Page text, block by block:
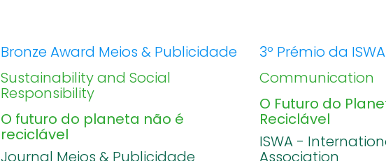
Bronze Award Meios & Publicidade
Sustainability and Social
Responsibility
O futuro do planeta não é
reciclável
Journal Meios & Publicidade
3º Prémio da ISWA
Communication
O Futuro do
Reciclável
ISWA -
Association